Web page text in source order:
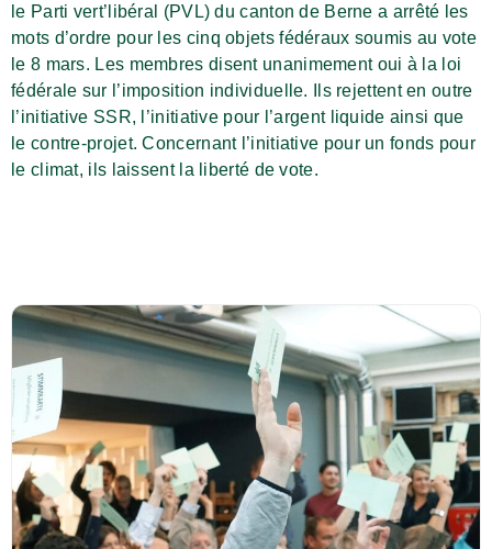
le Parti vert’libéral (PVL) du canton de Berne a arrêté les
mots d’ordre pour les cinq objets fédéraux soumis au vote
le 8 mars. Les membres disent unanimement oui à la loi
fédérale sur l’imposition individuelle. Ils rejettent en outre
l’initiative SSR, l’initiative pour l’argent liquide ainsi que
le contre-projet. Concernant l’initiative pour un fonds pour
le climat, ils laissent la liberté de vote.